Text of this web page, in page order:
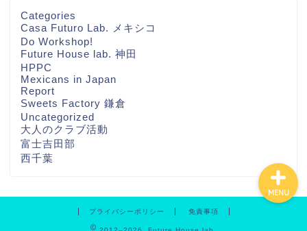
Categories
Casa Futuro Lab. メキシコ
Do Workshop!
Future House lab. 神田
HPPC
Mexicans in Japan
Report
Sweets Factory 鎌倉
Uncategorized
大人のクラブ活動
富士吉田部
西千葉
プライバシーポリシー 免責事項
MENU
NETWORKについて